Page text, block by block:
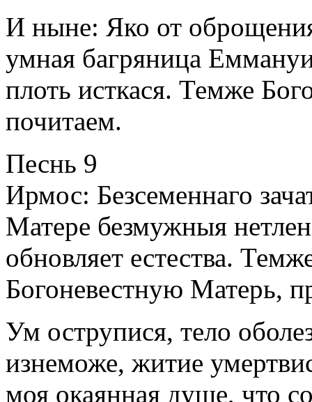
И ныне: Яко от
умная багряница
плоть исткася. Темже
почитаем.
Песнь 9
Ирмос: Безсеменнаго
Матере безмужныя
обновляет естества.
Богоневестную Матерь,
Ум острупися, тело
изнеможе, житие
моя окаянная душе, что